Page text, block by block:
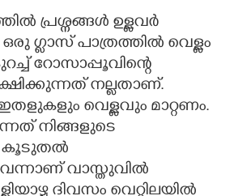
പ്രശ്നങ്ങൾ ഉള്ളവർ
ഗ്ലാസ് പാത്രത്തിൽ വെള്ളം
റോസാപ്പൂവിന്റെ
നല്ലതാണ്.
വെള്ളവും മാറ്റണം.
നിങ്ങളുടെ
കൂടുതൽ
വാസ്തുവിൽ
ദിവസം വെറ്റിലയിൽ